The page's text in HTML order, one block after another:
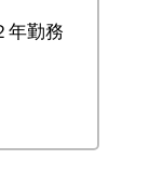
年勤務